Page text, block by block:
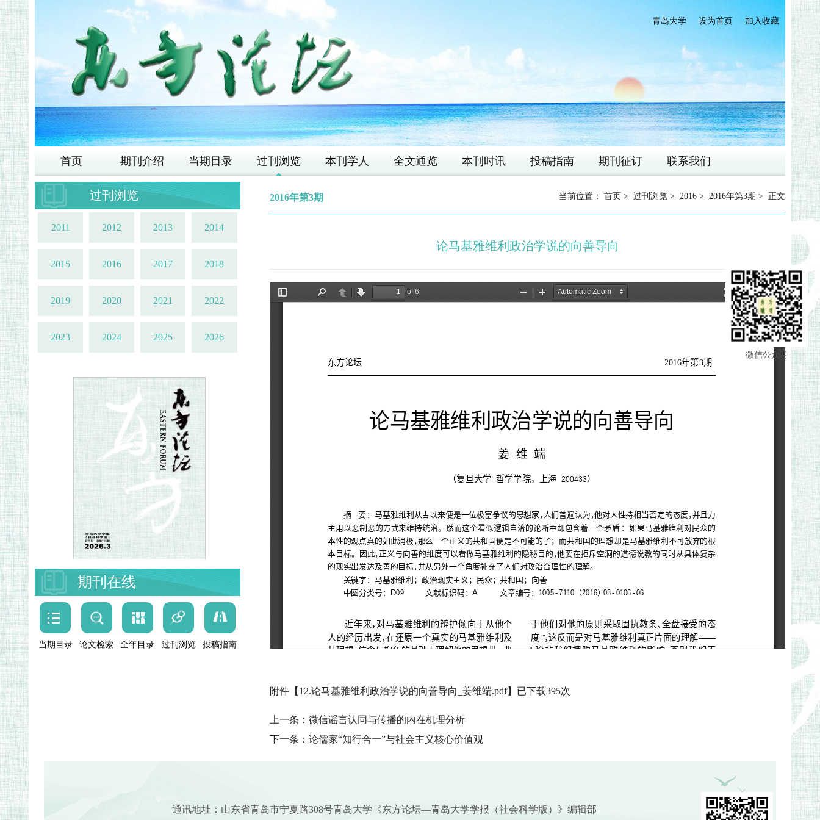
加入收藏
设为首页
青岛大学
首页 期刊介绍 当期目录 过刊浏览 本刊学人 全文通览 本刊时讯 投稿指南 期刊征订 联系我们
微信公众号
过刊浏览
2011 2012 2013 2014
2015 2016 2017 2018
2019 2020 2021 2022
2023 2024 2025 2026
期刊在线
当期目录 论文检索 全年目录 过刊浏览 投稿指南
2016年第3期 当前位置： 首页 > 过刊浏览 > 2016 > 2016年第3期 > 正文
论马基雅维利政治学说的向善导向
附件【 12.论马基雅维利政治学说的向善导向_姜维端.pdf】已下载395次
上一条： 微信谣言认同与传播的内在机理分析
下一条： 论儒家“知行合一”与社会主义核心价值观
通讯地址：山东省青岛市宁夏路308号青岛大学《东方论坛—青岛大学学报（社会科学版）》编辑部